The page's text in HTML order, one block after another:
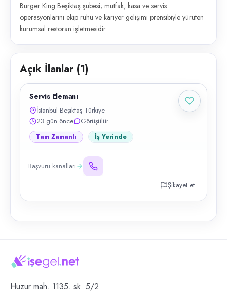
Burger King Beşiktaş şubesi; mutfak, kasa ve servis
operasyonlarını ekip ruhu ve kariyer gelişimi prensibiyle yürüten
kurumsal restoran işletmesidir.
Açık İlanlar (1)
Servis Elemanı
İstanbul Beşiktaş Türkiye
23 gün önce
Görüşülür
Tam Zamanlı İş Yerinde
Başvuru kanalları
Şikayet et
Huzur mah. 1135. sk. 5/2